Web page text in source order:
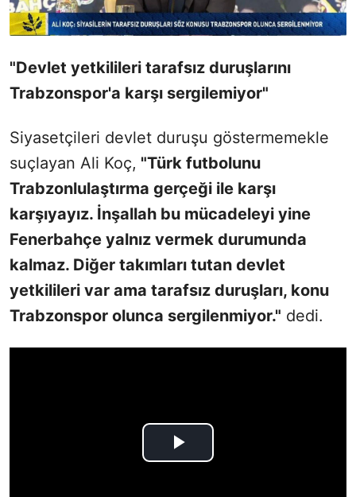
"Devlet yetkilileri tarafsız duruşlarını
Trabzonspor'a karşı sergilemiyor"
Siyasetçileri devlet duruşu göstermemekle
suçlayan Ali Koç, "Türk futbolunu
Trabzonlulaştırma gerçeği ile karşı
karşıyayız. İnşallah bu mücadeleyi yine
Fenerbahçe yalnız vermek durumunda
kalmaz. Diğer takımları tutan devlet
yetkilileri var ama tarafsız duruşları, konu
Trabzonspor olunca sergilenmiyor." dedi.